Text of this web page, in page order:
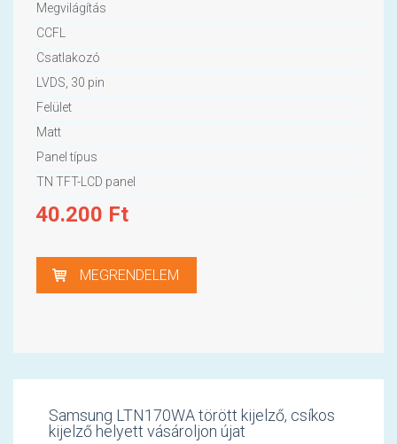
Megvilágítás
CCFL
Csatlakozó
LVDS, 30 pin
Felület
Matt
Panel típus
TN TFT-LCD panel
40.200 Ft
MEGRENDELEM
Samsung LTN170WA törött kijelző, csíkos
kijelző helyett vásároljon újat